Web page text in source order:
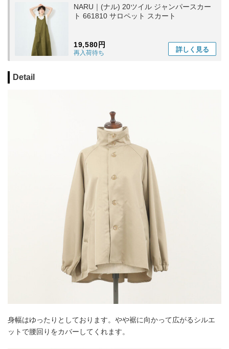
NARU｜(ナル) 20ツイル ジャンパースカー
ト 661810 サロペット スカート
19,580円
再入荷待ち 詳しく 見る
Detail
身幅はゆったりとしております。やや裾に向かって広がるシルエ
ットで腰回りをカバーしてくれます。